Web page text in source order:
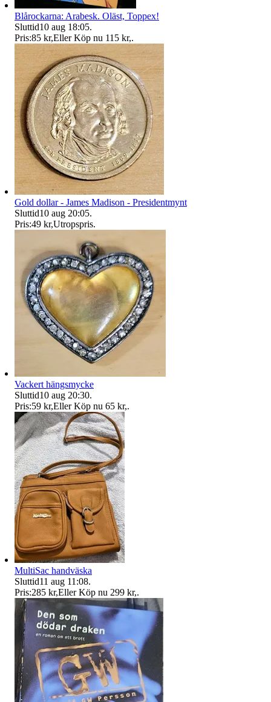
Blårockarna: Arabesk. Oläst, Toppex!
Sluttid10 aug 18:05.
Pris:85 kr,Eller Köp nu 115 kr,.
Gold dollar - James Madison - Presidentmynt
Sluttid10 aug 20:05.
Pris:49 kr,Utropspris.
Vackert hängsmycke
Sluttid10 aug 20:30.
Pris:59 kr,Eller Köp nu 65 kr,.
MultiSac handväska
Sluttid11 aug 11:08.
Pris:285 kr,Eller Köp nu 299 kr,.